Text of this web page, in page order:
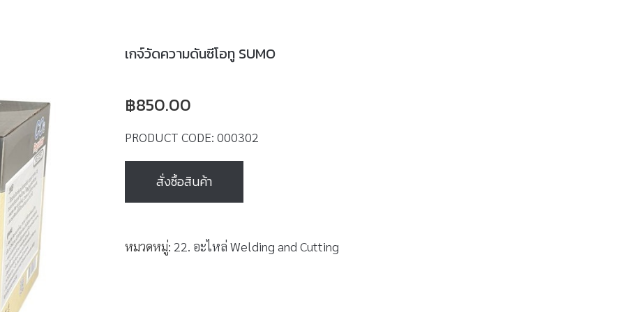
เกจ์วัดความดันซีโอทู SUMO
฿850.00
PRODUCT CODE: 000302
สั่งซื้อสินค้า
หมวดหมู่: 22. อะไหล่ Welding and Cutting